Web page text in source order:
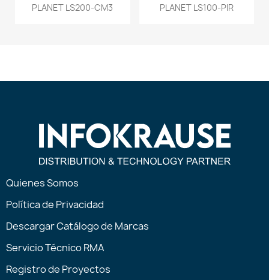
PLANET LS200-CM3 PLANET LS100-PIR
Quienes Somos
Política de Privacidad
Descargar Catálogo de Marcas
Servicio Técnico RMA
Registro de Proyectos